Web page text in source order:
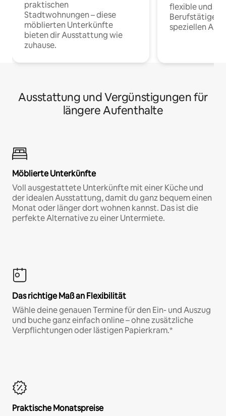
praktischen
Stadtwohnungen – diese
möblierten Unterkünfte
bieten dir Ausstattung wie
zuhause.
flexible und
Berufstätige
speziellen
Ausstattung und Vergünstigungen für
längere Aufenthalte
Möblierte Unterkünfte
Voll ausgestattete Unterkünfte mit einer Küche und
der idealen Ausstattung, damit du ganz bequem einen
Monat oder länger dort wohnen kannst. Das ist die
perfekte Alternative zu einer Untermiete.
Das richtige Maß an Flexibilität
Wähle deine genauen Termine für den Ein- und Auszug
und buche ganz einfach online – ohne zusätzliche
Verpflichtungen oder lästigen Papierkram.*
Praktische Monatspreise